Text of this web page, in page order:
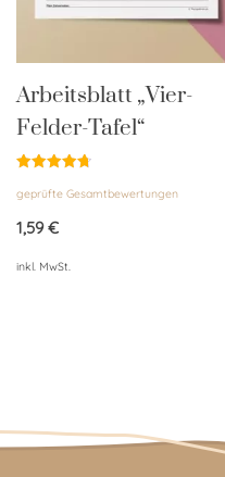
Arbeitsblatt „Vier-
Felder-Tafel“
mit
von 5
geprüfte Gesamtbewertungen
1,59€
inkl. MwSt.